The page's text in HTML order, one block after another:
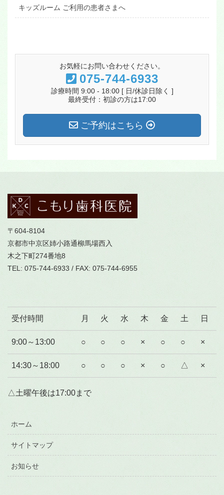
キッズルーム ご利用の患者さまへ
お気軽にお問い合わせください。
075-744-6933
診療時間 9:00 - 18:00 [ 日/休診日除く ]
最終受付：初診の方は17:00
ご予約はこちら
〒604-8104
京都市中京区姉小路通柳馬場西入
木之下町274番地8
TEL: 075-744-6933 / FAX: 075-744-6955
受付時間 月 火 水 木 金 土 日
9:00～13:00 ○ ○ ○ × ○ ○ ×
14:30～18:00 ○ ○ ○ × ○ △ ×
△土曜午後は17:00まで
ホーム
サイトマップ
お知らせ